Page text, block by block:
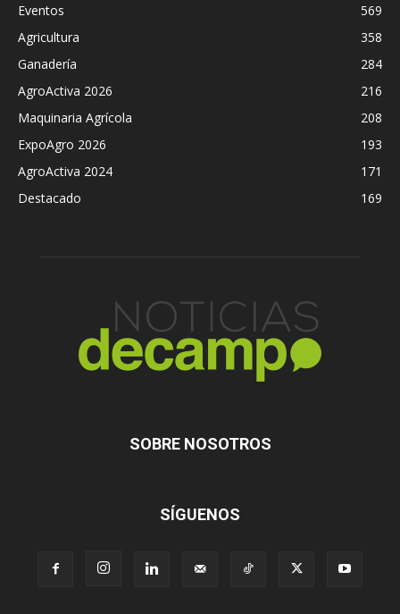
Eventos
569
Agricultura
358
Ganadería
284
AgroActiva 2026
216
Maquinaria Agrícola
208
ExpoAgro 2026
193
AgroActiva 2024
171
Destacado
169
SOBRE NOSOTROS
SÍGUENOS